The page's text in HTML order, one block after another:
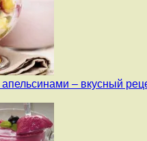
– вкусный